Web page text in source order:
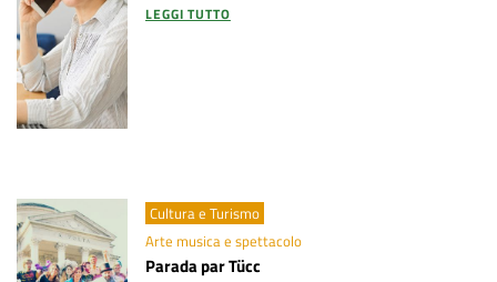
LEGGI TUTTO
Cultura e Turismo
Arte musica e spettacolo
Parada par Tücc